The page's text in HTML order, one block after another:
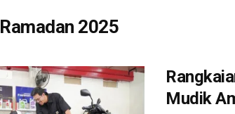
Ramadan 2025
Mudik